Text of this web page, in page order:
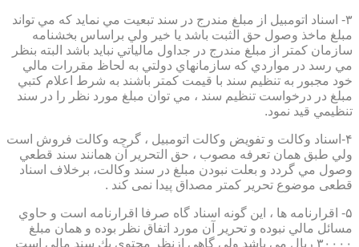
۳- اسناد اتومبيل از مبلغ مندرج در سند تبعيت مي نمايد كه مي تواند
مبلغ ماخذ وصول حق الثبت باشد يا خير ولي براساس بخشنامه
سازمان كمتر از مبلغ مندرج در جداول مالياتي نبايد باشد البته بنظر
مي رسد در مواردي كه سازمانهاي دولتي به لحاظ مقررات مالي
خود مجبور به تنظيم سند با قيمت كمتر باشند به شرط اعلام كتبي
مبلغ در درخواست تنظيم سند ، مي توان مبلغ مورد نظر را در سند
تنظيمي قيد نمود.
۴-اسناد وكالت و تفويض وكالت اتومبيل ، گرچه وكالت فروش است
ولي طبق همان تعرفه مصوب ، حق التحرير آن همانند سند قطعي
وصول مي گردد و بعلت نبودن مبلغ در سند وكالت، برخلاف اسناد
قطعی موضوع تحریر کمتر مصداق پیدا نمی کند .
۵- اقرارنامه ها ، اين گونه اسناد گاه صرفا اقرارنامه است و حاوي
مسائل مالي نبوده و تحرير آن مورد اتفاق نظر بوده و همان مبلغ
۳۰۰۰۰ ريال مي باشد ولي گاهي ازنظر محتوي يك سند مالي است